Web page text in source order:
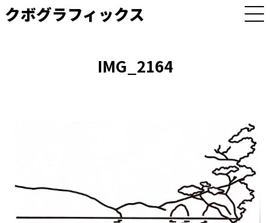
クボグラフィックス
M
E
IMG_2164